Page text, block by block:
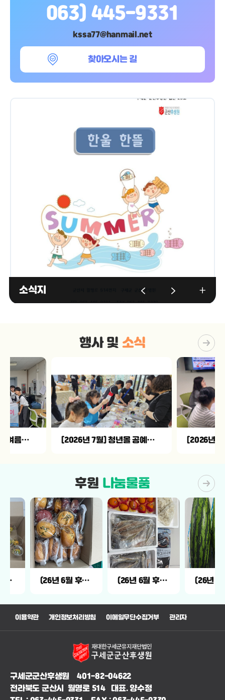
063) 445-9331
kssa77@hanmail.net
찾아오시는 길
소식지
행사 및소식
[2026년 7월] 1박2일 여름캠프 [2026년 7월] 청년몰 공예체험
후원 나눔물품
(26년 6월 후원) (26년 6월 후원) (26년 6월 후원)
이용약관 개인정보처리방침 이메일무단수집거부 관리자
구세군군산후생원 401-82-04622
전라북도 군산시 월명로 514 대표. 양수정